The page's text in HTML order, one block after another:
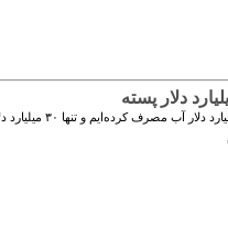
در ۵۰ سال گذشته حدود ۸۰ میلیارد دلار